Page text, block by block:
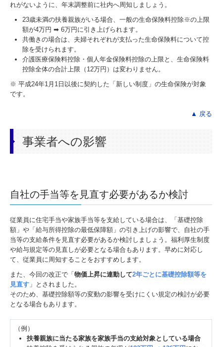
れがないように、年末調整前に社内へ周知しましょう。
23歳未満の扶養親族がいる場合、一般の生命保険料控除※の上限
額が4万円 ➡ 6万円に引き上げられます。
共働きの場合は、夫婦それぞれが支払った生命保険料について控
除を受けられます。
介護医療保険料控除・個人年金保険料控除の上限と、生命保険料
控除全体の合計上限（12万円）は変わりません。
※ 平成24年1月1日以後に契約した「新しい制度」の生命保険が対象
です。
▲ 戻る
事業者への影響
自社の手当等を見直す必要があるか検討
従業員に住宅手当や家族手当等を支給している場合は、「基礎控除
額」や「給与所得控除の最低保障額」の引き上げの影響で、自社の手
当等の支給条件を見直す必要があるか検討しましょう。福利厚生制度
や給与規定等の見直しが必要となる場合もあります。早めに対応し
て、従業員に周知することをおすすめします。
また、今回の改正で「 物価上昇に連動して2年ごとに基礎控除額等を
見直す 」とされました。
そのため、基礎控除額等の変動の影響を受けにくい規定の検討が必要
となる場合もあります。
（例）
扶養親族に当たる家族を家族手当の支給対象としている場合